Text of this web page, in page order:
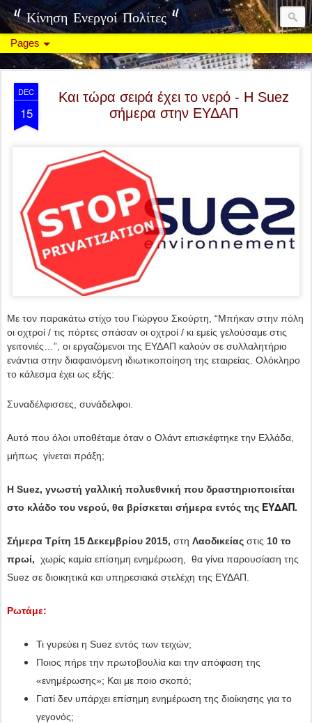
" Κίνηση Ενεργοί Πολίτες "
Pages
DEC
15
Και τώρα σειρά έχει το νερό - H Suez
σήμερα στην ΕΥΔΑΠ
Με τον παρακάτω στίχο του Γιώργου Σκούρτη, “Μπήκαν στην πόλη
οι οχτροί / τις πόρτες σπάσαν οι οχτροί / κι εμείς γελούσαμε στις
γειτονιές…”, οι εργαζόμενοι της ΕΥΔΑΠ καλούν σε συλλαλητήριο
ενάντια στην διαφαινόμενη ιδιωτικοποίηση της εταιρείας. Ολόκληρο
το κάλεσμα έχει ως εξής:
Συναδέλφισσες, συνάδελφοι.
Αυτό που όλοι υποθέταμε όταν ο Ολάντ επισκέφτηκε την Ελλάδα,
μήπως γίνεται πράξη;
Η Suez, γνωστή γαλλική πολυεθνική που δραστηριοποιείται
στο κλάδο του νερού, θα βρίσκεται σήμερα εντός της ΕΥΔΑΠ.
Σήμερα Τρίτη 15 Δεκεμβρίου 2015, στη Λαοδικείας στις 10 το
πρωί, χωρίς καμία επίσημη ενημέρωση, θα γίνει παρουσίαση της
Suez σε διοικητικά και υπηρεσιακά στελέχη της ΕΥΔΑΠ.
Ρωτάμε:
Τι γυρεύει η Suez εντός των τειχών;
Ποιος πήρε την πρωτοβουλία και την απόφαση της
«ενημέρωσης»; Και με ποιο σκοπό;
Γιατί δεν υπάρχει επίσημη ενημέρωση της διοίκησης για το
γεγονός;